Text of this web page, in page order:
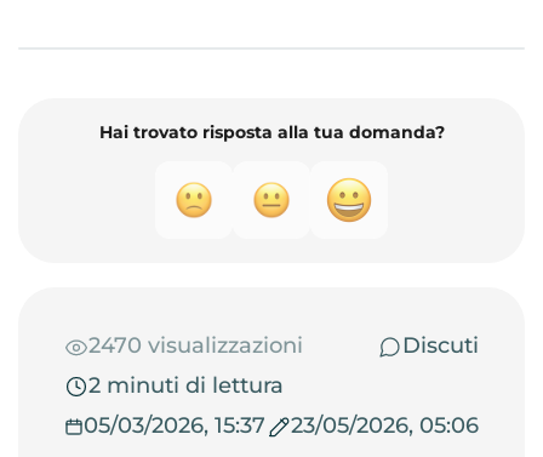
Hai trovato risposta alla tua domanda?
2470 visualizzazioni
Discuti
2 minuti di lettura
05/03/2026, 15:37
23/05/2026, 05:06